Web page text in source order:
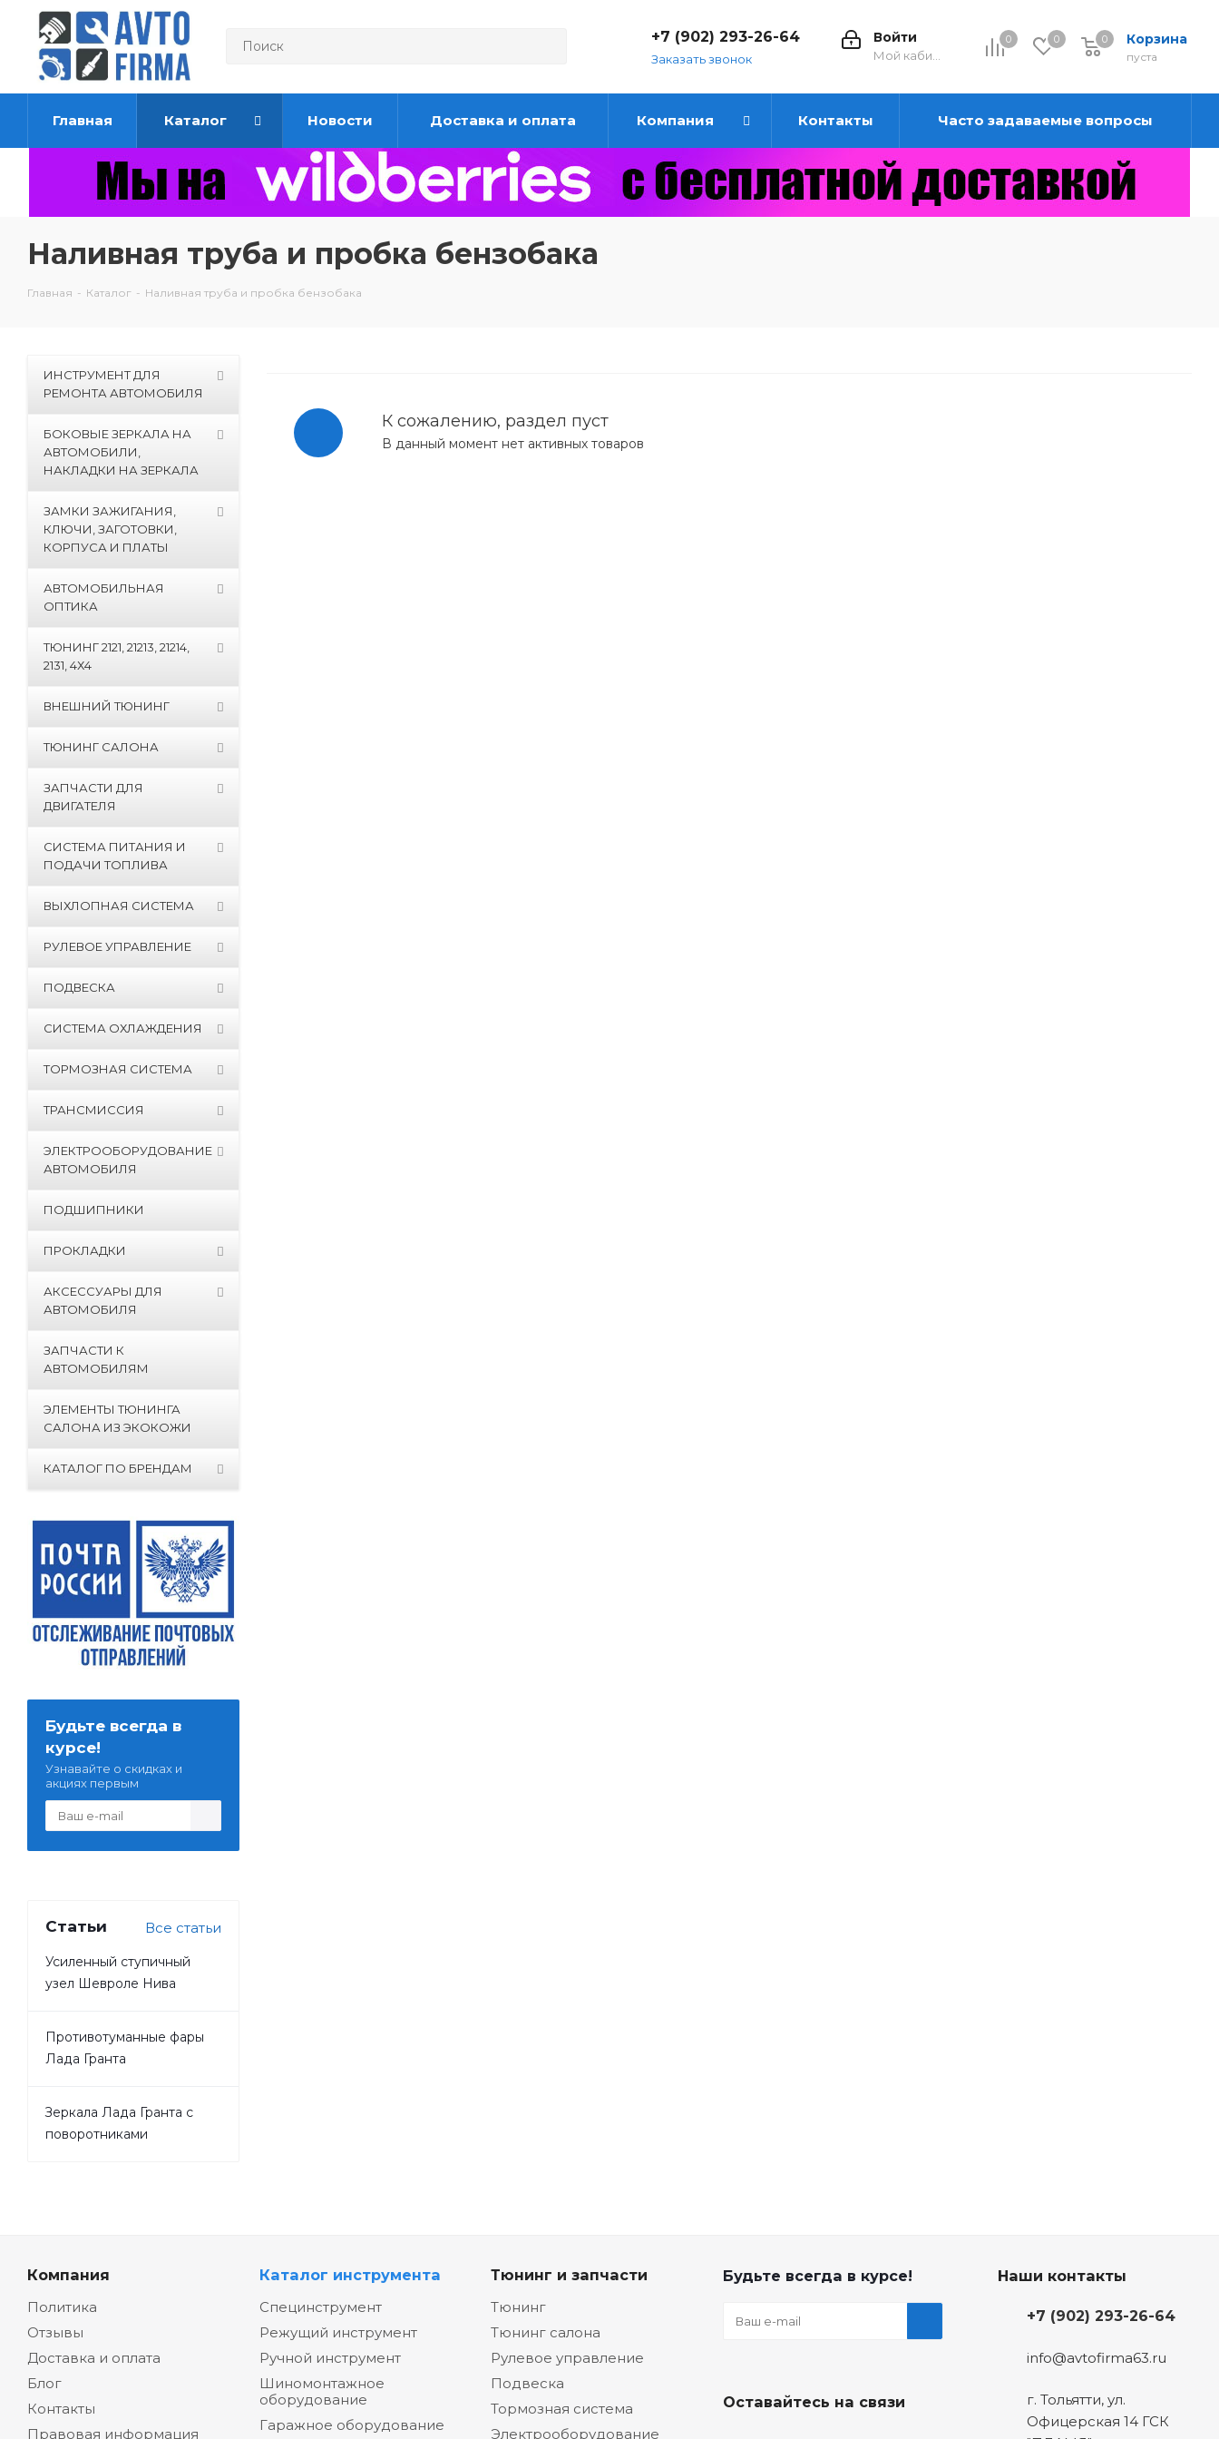
0 0 Корзина
0
пуста
0
Войти
+7 (902) 293-26-64
Заказать звонок
Главная Каталог Новости Доставка и оплата Компания Контакты Часто задаваемые вопросы
Наливная труба и пробка бензобака
Главная - Каталог - Наливная труба и пробка бензобака
К сожалению, раздел пуст
В данный момент нет активных товаров
ИНСТРУМЕНТ ДЛЯ
РЕМОНТА АВТОМОБИЛЯ
БОКОВЫЕ ЗЕРКАЛА НА
АВТОМОБИЛИ,
НАКЛАДКИ НА ЗЕРКАЛА
ЗАМКИ ЗАЖИГАНИЯ,
КЛЮЧИ, ЗАГОТОВКИ,
КОРПУСА И ПЛАТЫ
АВТОМОБИЛЬНАЯ
ОПТИКА
ТЮНИНГ 2121, 21213, 21214,
2131, 4Х4
ВНЕШНИЙ ТЮНИНГ
ТЮНИНГ САЛОНА
ЗАПЧАСТИ ДЛЯ
ДВИГАТЕЛЯ
СИСТЕМА ПИТАНИЯ И
ПОДАЧИ ТОПЛИВА
ВЫХЛОПНАЯ СИСТЕМА
РУЛЕВОЕ УПРАВЛЕНИЕ
ПОДВЕСКА
СИСТЕМА ОХЛАЖДЕНИЯ
ТОРМОЗНАЯ СИСТЕМА
ТРАНСМИССИЯ
ЭЛЕКТРООБОРУДОВАНИЕ
АВТОМОБИЛЯ
ПОДШИПНИКИ
ПРОКЛАДКИ
АКСЕССУАРЫ ДЛЯ
АВТОМОБИЛЯ
ЗАПЧАСТИ К
АВТОМОБИЛЯМ
ЭЛЕМЕНТЫ ТЮНИНГА
САЛОНА ИЗ ЭКОКОЖИ
КАТАЛОГ ПО БРЕНДАМ
Будьте всегда в
курсе!
Узнавайте о скидках и
акциях первым
Статьи Все статьи
Усиленный ступичный
узел Шевроле Нива
Противотуманные фары
Лада Гранта
Зеркала Лада Гранта с
поворотниками
Компания
Политика
Отзывы
Доставка и оплата
Блог
Контакты
Правовая информация
Каталог инструмента
Специнструмент
Режущий инструмент
Ручной инструмент
Шиномонтажное
оборудование
Гаражное оборудование
Тюнинг и запчасти
Тюнинг
Тюнинг салона
Рулевое управление
Подвеска
Тормозная система
Электрооборудование
Будьте всегда в курсе!
Оставайтесь на связи
Наши контакты
+7 (902) 293-26-64
info@avtofirma63.ru
г. Тольятти, ул.
Офицерская 14 ГСК